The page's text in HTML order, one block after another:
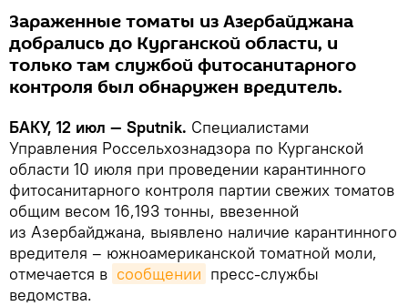
Зараженные томаты из Азербайджана
добрались до Курганской области, и
только там службой фитосанитарного
контроля был обнаружен вредитель.
БАКУ, 12 июл — Sputnik. Специалистами
Управления Россельхознадзора по Курганской
области 10 июля при проведении карантинного
фитосанитарного контроля партии свежих томатов
общим весом 16,193 тонны, ввезенной
из Азербайджана, выявлено наличие карантинного
вредителя – южноамериканской томатной моли,
отмечается в сообщении пресс-службы
ведомства.